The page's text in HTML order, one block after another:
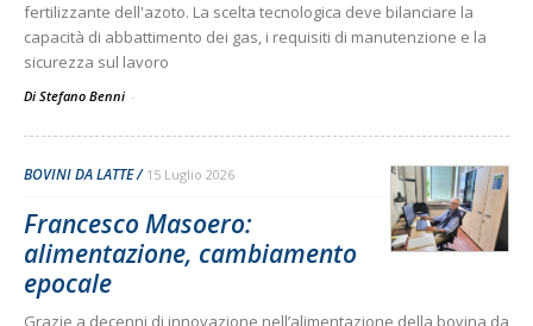
fertilizzante dell'azoto. La scelta tecnologica deve bilanciare la
capacità di abbattimento dei gas, i requisiti di manutenzione e la
sicurezza sul lavoro
Di Stefano Benni -
BOVINI DA LATTE 15 Luglio 2026
Francesco Masoero:
alimentazione, cambiamento
epocale
Grazie a decenni di innovazione nell’alimentazione della bovina da